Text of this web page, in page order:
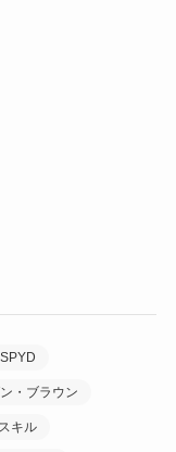
SPYD
・ブラウン
キル